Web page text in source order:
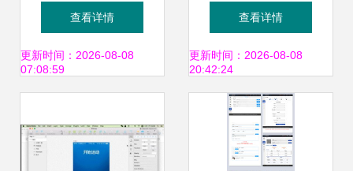
Inventor 专业机械
设计软件的3D
查看详情
更新时间：2026-08-08
07:08:59
计软件推荐 这些工
具助你轻松开启设
计之路
查看详情
更新时间：2026-08-08
20:42:24